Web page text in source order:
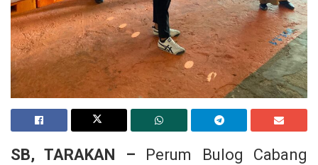
SB, TARAKAN – Perum Bulog Cabang